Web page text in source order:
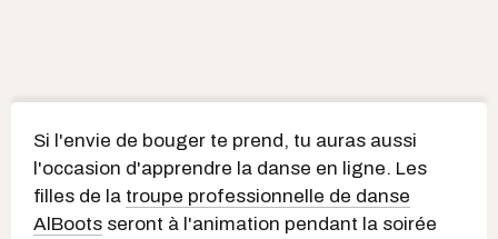
Si l'envie de bouger te prend, tu auras aussi
l'occasion d'apprendre la danse en ligne. Les
filles de la troupe professionnelle de danse
AlBoots seront à l'animation pendant la soirée